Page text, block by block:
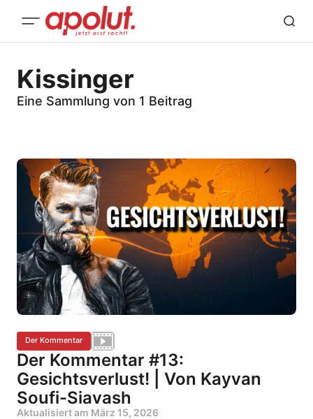
Kissinger
Eine Sammlung von 1 Beitrag
Der Kommentar
Der Kommentar #13:
Gesichtsverlust! | Von Kayvan
Soufi-Siavash
Aktualisiert am März 15, 2026